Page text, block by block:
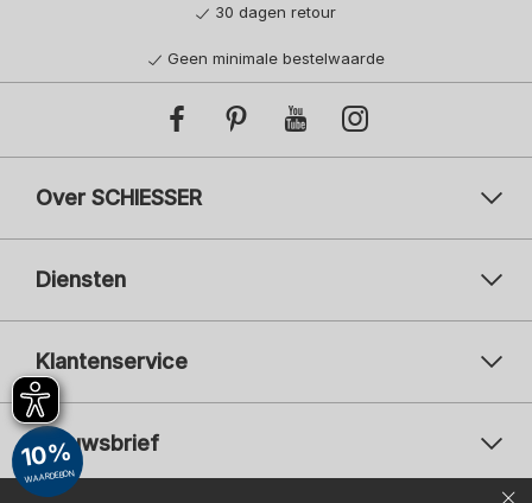
30 dagen retour
Geen minimale bestelwaarde
Over SCHIESSER
Diensten
Klantenservice
Nieuwsbrief
Uw
Uw e-mailadres
10%
WAARDEBON